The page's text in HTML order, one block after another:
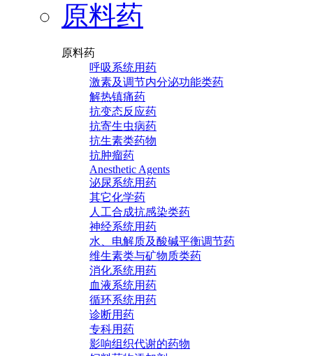
原料药
原料药
呼吸系统用药
激素及调节内分泌功能类药
解热镇痛药
抗变态反应药
抗寄生虫病药
抗生素类药物
抗肿瘤药
Anesthetic Agents
泌尿系统用药
其它化学药
人工合成抗感染类药
神经系统用药
水、电解质及酸碱平衡调节药
维生素类与矿物质类药
消化系统用药
血液系统用药
循环系统用药
诊断用药
专科用药
影响组织代谢的药物